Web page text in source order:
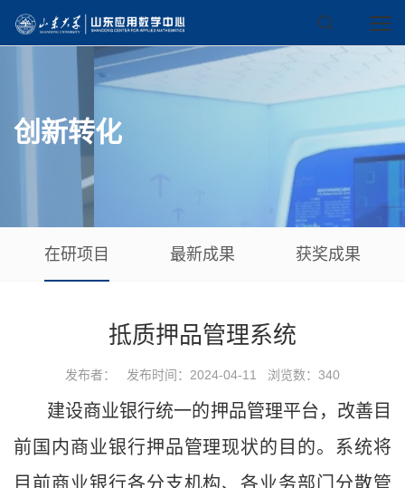
创新转化
在研项目 最新成果 获奖成果
抵质押品管理系统
发布者： 发布时间：2024-04-11 浏览数： 340
建设商业银行统一的押品管理平台，改善目
前国内商业银行押品管理现状的目的。系统将
目前商业银行各分支机构、各业务部门分散管